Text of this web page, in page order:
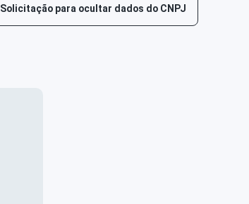
Solicitação para ocultar dados do CNPJ